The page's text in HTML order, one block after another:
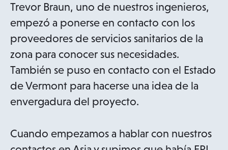
Trevor Braun, uno de nuestros ingenieros,
empezó a ponerse en contacto con los
proveedores de servicios sanitarios de la
zona para conocer sus necesidades.
También se puso en contacto con el Estado
de Vermont para hacerse una idea de la
envergadura del proyecto.
Cuando empezamos a hablar con nuestros